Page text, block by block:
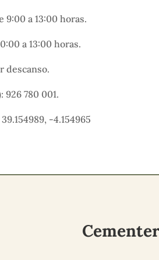
9:00 a 13:00 horas.
a 13:00 horas.
descanso.
780 001.
-4.154965